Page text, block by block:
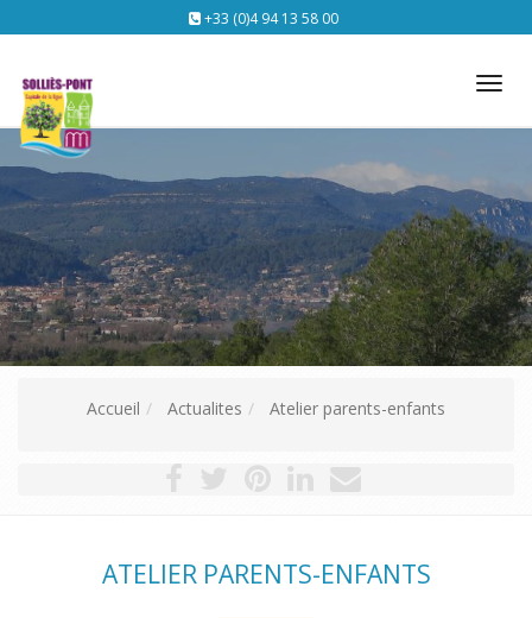
+33 (0)4 94 13 58 00
Accueil Actualites Atelier parents-enfants
ATELIER PARENTS-ENFANTS